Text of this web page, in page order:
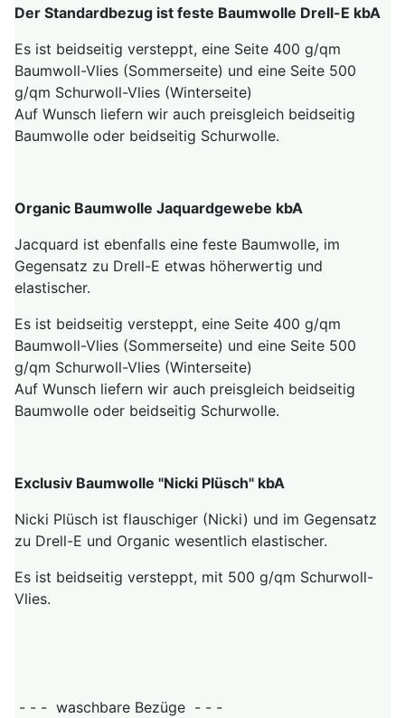
Der Standardbezug ist feste Baumwolle Drell-E kbA
Es ist beidseitig versteppt, eine Seite 400 g/qm
Baumwoll-Vlies (Sommerseite) und eine Seite 500
g/qm Schurwoll-Vlies (Winterseite)
Auf Wunsch liefern wir auch preisgleich beidseitig
Baumwolle oder beidseitig Schurwolle.
Organic Baumwolle Jaquardgewebe kbA
Jacquard ist ebenfalls eine feste Baumwolle, im
Gegensatz zu Drell-E etwas höherwertig und
elastischer.
Es ist beidseitig versteppt, eine Seite 400 g/qm
Baumwoll-Vlies (Sommerseite) und eine Seite 500
g/qm Schurwoll-Vlies (Winterseite)
Auf Wunsch liefern wir auch preisgleich beidseitig
Baumwolle oder beidseitig Schurwolle.
Exclusiv Baumwolle "Nicki Plüsch" kbA
Nicki Plüsch ist flauschiger (Nicki) und im Gegensatz
zu Drell-E und Organic wesentlich elastischer.
Es ist beidseitig versteppt, mit 500 g/qm Schurwoll-
Vlies.
- - - waschbare Bezüge - - -